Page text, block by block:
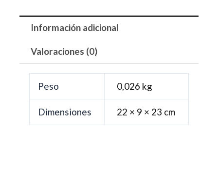
Información adicional
Valoraciones (0)
Peso 0,026 kg
Dimensiones 22 × 9 × 23 cm